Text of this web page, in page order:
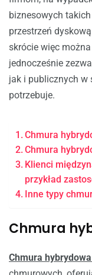
biznesowych
przestrzeń
skrócie więc
jednocześnie
jak i publicznych w
potrzebuje.
Chmura
Chmura
Klienci
przykład
Inne typy
Chmura
Chmura hybrydowa